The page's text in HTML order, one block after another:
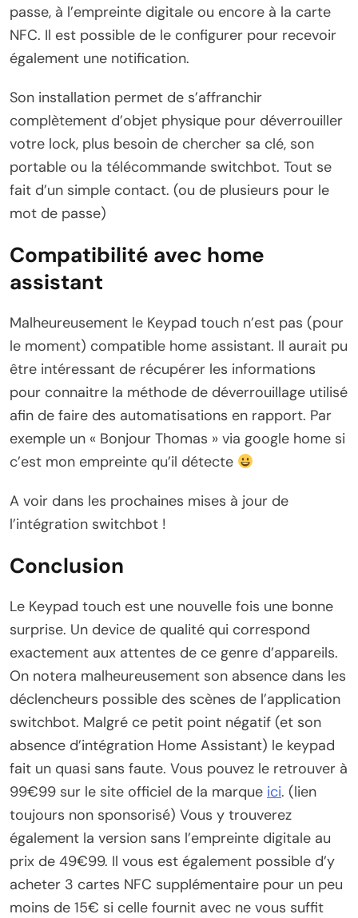
passe, à l’empreinte digitale ou encore à la carte
NFC. Il est possible de le configurer pour recevoir
également une notification.
Son installation permet de s’affranchir
complètement d’objet physique pour déverrouiller
votre lock, plus besoin de chercher sa clé, son
portable ou la télécommande switchbot. Tout se
fait d’un simple contact. (ou de plusieurs pour le
mot de passe)
Compatibilité avec home
assistant
Malheureusement le Keypad touch n’est pas (pour
le moment) compatible home assistant. Il aurait pu
être intéressant de récupérer les informations
pour connaitre la méthode de déverrouillage utilisé
afin de faire des automatisations en rapport. Par
exemple un « Bonjour Thomas » via google home si
c’est mon empreinte qu’il détecte
A voir dans les prochaines mises à jour de
l’intégration switchbot !
Conclusion
Le Keypad touch est une nouvelle fois une bonne
surprise. Un device de qualité qui correspond
exactement aux attentes de ce genre d’appareils.
On notera malheureusement son absence dans les
déclencheurs possible des scènes de l’application
switchbot. Malgré ce petit point négatif (et son
absence d’intégration Home Assistant) le keypad
fait un quasi sans faute. Vous pouvez le retrouver à
99€99 sur le site officiel de la marque ici. (lien
toujours non sponsorisé) Vous y trouverez
également la version sans l’empreinte digitale au
prix de 49€99. Il vous est également possible d’y
acheter 3 cartes NFC supplémentaire pour un peu
moins de 15€ si celle fournit avec ne vous suffit